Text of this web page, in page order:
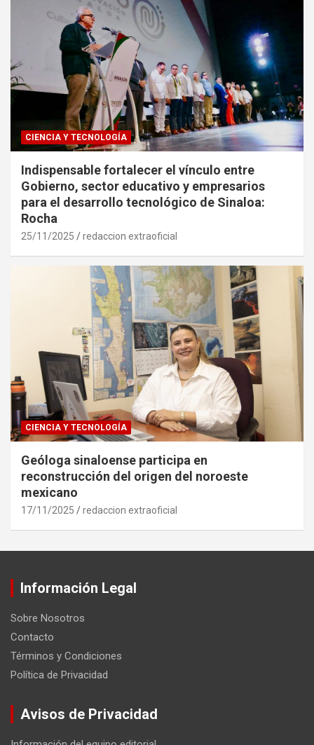
CIENCIA Y TECNOLOGÍA
Indispensable fortalecer el vínculo entre
Gobierno, sector educativo y empresarios
para el desarrollo tecnológico de Sinaloa:
Rocha
25/11/2025 redaccion extraoficial
CIENCIA Y TECNOLOGÍA
Geóloga sinaloense participa en
reconstrucción del origen del noroeste
mexicano
17/11/2025 redaccion extraoficial
Información Legal
Sobre Nosotros
Contacto
Términos y Condiciones
Política de Privacidad
Avisos de Privacidad